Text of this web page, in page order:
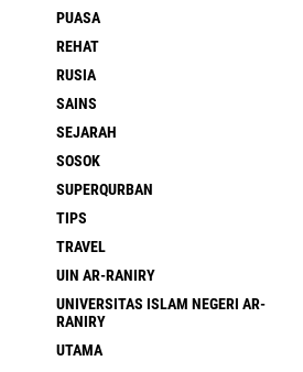
PUASA
REHAT
RUSIA
SAINS
SEJARAH
SOSOK
SUPERQURBAN
TIPS
TRAVEL
UIN AR-RANIRY
UNIVERSITAS ISLAM NEGERI AR-
RANIRY
UTAMA